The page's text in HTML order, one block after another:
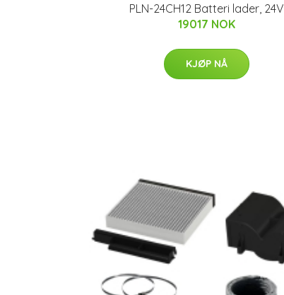
PLN-24CH12 Batteri lader, 24V
19017 NOK
KJØP NÅ